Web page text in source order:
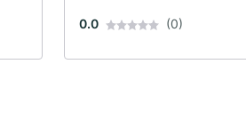
0.0 (0)